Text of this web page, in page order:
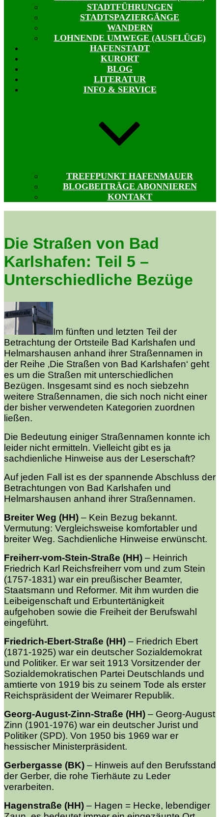
STADTFÜHRUNGEN
STADTSPAZIERGÄNGE
WANDERN
LOHNENDE UMWEGE (AUSFLÜGE)
HAFENSTADT
KURORT
BLOG
LITERATUR
INFO & SERVICE
TREFFPUNKT HAFENMAUER
BLOGBEITRÄGE ABONNIEREN
KONTAKT
Die Straßen von Bad
Karlshafen: Teil 5 –
Unterschiedliche Bezüge
Im fünften und letzten Teil der
Betrachtung der Ortsteile Bad Karlshafen und
Helmarshausen anhand ihrer Straßennamen in
der Reihe ‚Die Straßen von Bad Karlshafen‘ geht
es um die Straßen mit unterschiedlichen
Bezügen. Insgesamt sind es noch siebzehn
weitere Straßennamen, die sich noch nicht einer
der bisher verwendeten Kategorien zuordnen
ließen.
Die Bedeutung einiger Straßennamen konnte ich
leider nicht ermitteln. Vielleicht gibt es ja
sachdienliche Hinweise aus der Leserschaft?
Auf jeden Fall ist es der spannende Abschluss der
Betrachtungen von Bad Karlshafen und
Helmarshausen anhand ihrer Straßennamen.
Breiter Weg (HH) – Kein Bezug bekannt.
Vermutung: Vergleichsweise komfortabler und
breiter Weg. Sachdienliche Hinweise erwünscht.
Freiherr-vom-Stein-Straße (HH) – Heinrich
Friedrich Karl Reichsfreiherr vom und zum Stein
(1757-1831) war ein preußischer Beamter,
Staatsmann und Reformer. Mit ihm wurden die
Leibeigenschaft und Erbuntertänigkeit
aufgehoben sowie die Freiheit der Berufswahl
eingeführt.
Friedrich-Ebert-Straße (HH) – Friedrich Ebert
(1871-1925) war ein deutscher Sozialdemokrat
und Politiker. Er war seit 1913 Vorsitzender der
Sozialdemokratischen Partei Deutschlands und
amtierte von 1919 bis zu seinem Tode als erster
Reichspräsident der Weimarer Republik.
Georg-August-Zinn-Straße (HH) – Georg-August
Zinn (1901-1976) war ein deutscher Jurist und
Politiker (SPD). Von 1950 bis 1969 war er
hessischer Ministerpräsident.
Gerbergasse (BK) – Hinweis auf den Berufsstand
der Gerber, die rohe Tierhäute zu Leder
verarbeiten.
Hagenstraße (HH) – Hagen = Hecke, lebendiger